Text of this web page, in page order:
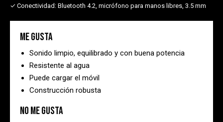
✓ Conectividad: Bluetooth 4.2, micrófono para manos libres, 3.5 mm
Me gusta
Sonido limpio, equilibrado y con buena potencia
Resistente al agua
Puede cargar el móvil
Construcción robusta
No me gusta